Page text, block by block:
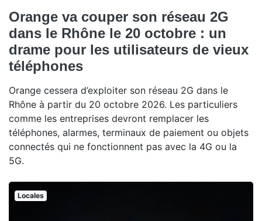
Orange va couper son réseau 2G
dans le Rhône le 20 octobre : un
drame pour les utilisateurs de vieux
téléphones
Orange cessera d’exploiter son réseau 2G dans le
Rhône à partir du 20 octobre 2026. Les particuliers
comme les entreprises devront remplacer les
téléphones, alarmes, terminaux de paiement ou objets
connectés qui ne fonctionnent pas avec la 4G ou la
5G.
Locales